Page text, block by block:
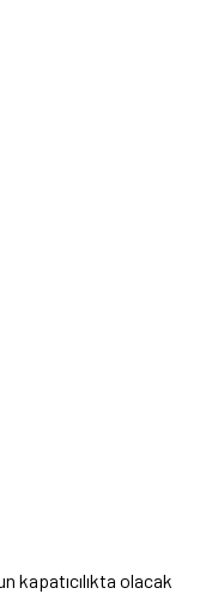
kapatıcılıkta olacak